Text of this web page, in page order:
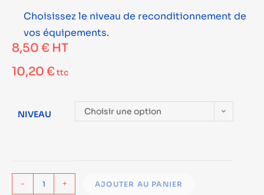
Choisissez le niveau de reconditionnement de
vos équipements.
8,50 € HT
10,20 €ttc
NIVEAU Choisir une option
- + AJOUTER AU PANIER